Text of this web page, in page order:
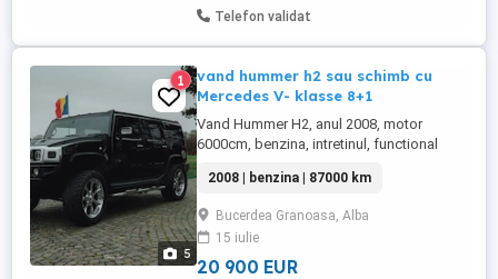
Telefon validat
5
1
vand hummer h2 sau schimb cu
Mercedes V- klasse 8+1
Vand Hummer H2, anul 2008, motor
6000cm, benzina, intretinul, functional
detalii la telefon sau schimb cu Mercedes
V- klasse 8+1 la schimb pretul este 24000
euro
2008 | benzina | 87000 km
Bucerdea Granoasa, Alba
15 iulie
20 900 EUR